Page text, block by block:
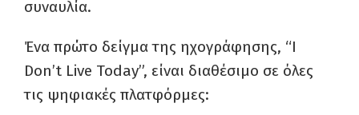
συναυλία.
Ένα πρώτο δείγμα της ηχογράφησης, “I
Don’t Live Today”, είναι διαθέσιμο σε όλες
τις ψηφιακές πλατφόρμες: